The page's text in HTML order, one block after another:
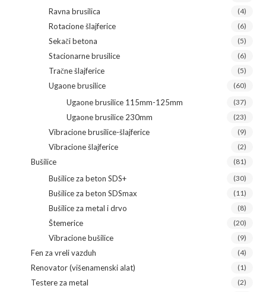
Ravna brusilica (4)
Rotacione šlajferice (6)
Sekači betona (5)
Stacionarne brusilice (6)
Tračne šlajferice (5)
Ugaone brusilice (60)
Ugaone brusilice 115mm-125mm (37)
Ugaone brusilice 230mm (23)
Vibracione brusilice-šlajferice (9)
Vibracione šlajferice (2)
Bušilice (81)
Bušilice za beton SDS+ (30)
Bušilice za beton SDSmax (11)
Bušilice za metal i drvo (8)
Štemerice (20)
Vibracione bušilice (9)
Fen za vreli vazduh (4)
Renovator (višenamenski alat) (1)
Testere za metal (2)